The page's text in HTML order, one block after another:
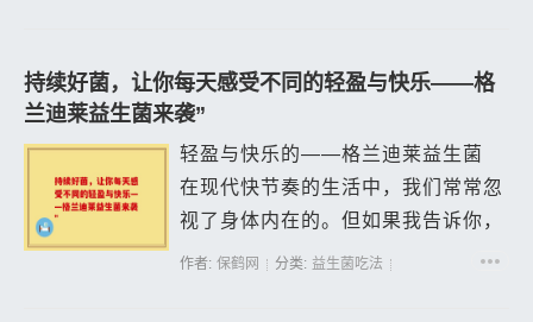
聊拜奥益...
持续好菌，让你每天感受不同的轻盈与快乐——格
兰迪莱益生菌来袭”
轻盈与快乐的——格兰迪莱益生菌
在现代快节奏的生活中，我们常常忽
视了身体内在的。但如果我告诉你，
能通过一种简单的方式让你的每一天
作者: 保鹤网 分类: 益生菌吃法